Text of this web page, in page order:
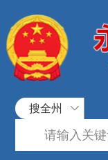
搜全州